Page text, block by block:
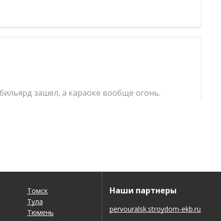
зашел, а караоке вообще огонь.
Томск
Тула
Тюмень
Наши партнеры
pervouralsk.stroydom-ekb.ru